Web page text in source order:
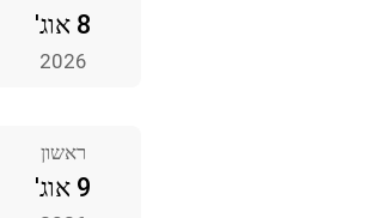
8 אוג'
2026
ראשון
9 אוג'